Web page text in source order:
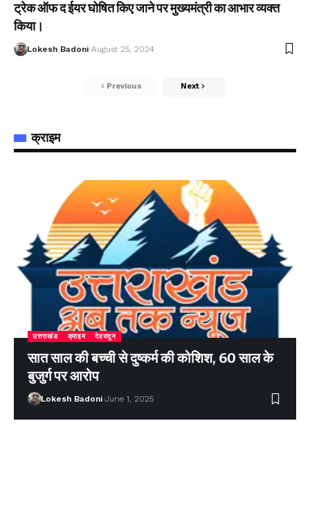
ट्रेक ऑफ द ईयर घोषित किए जाने पर मुख्यमंत्री का आभार व्यक्त
किया।
Lokesh Badoni August 25, 2024
Previous Next
क्राइम
उत्तराखंड क्राइम देहरादून
सात साल की बच्ची से दुष्कर्म की कोशिश, 60 साल के
बुजुर्ग पर आरोप
Lokesh Badoni June 1, 2025